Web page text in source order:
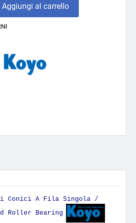
Aggiungi al carrello
Conici A Fila Singola /
Roller Bearing